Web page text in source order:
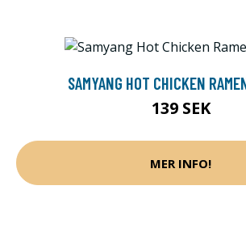
SAMYANG HOT CHICKEN
139 SEK
MER INFO!